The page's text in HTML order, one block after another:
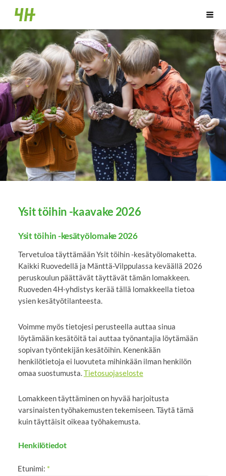
Siirry
sivun
sisältöön
Ruoveden 4H-yhdistys
Ysit töihin -kaavake 2026
Ysit töihin -kesätyölomake 2026
Tervetuloa täyttämään Ysit töihin -kesätyölomaketta.
Kaikki Ruovedellä ja Mänttä-Vilppulassa keväällä 2026
peruskoulun päättävät täyttävät tämän lomakkeen.
Ruoveden 4H-yhdistys kerää tällä lomakkeella tietoa
ysien kesätyötilanteesta.
Voimme myös tietojesi perusteella auttaa sinua
löytämään kesätöitä tai auttaa työnantajia löytämään
sopivan työntekijän kesätöihin. Kenenkään
henkilötietoja ei luovuteta mihinkään ilman henkilön
omaa suostumusta.Tietosuojaseloste
Lomakkeen täyttäminen on hyvää harjoitusta
varsinaisten työhakemusten tekemiseen. Täytä tämä
kuin täyttäisit oikeaa työhakemusta.
Henkilötiedot
Etunimi: *